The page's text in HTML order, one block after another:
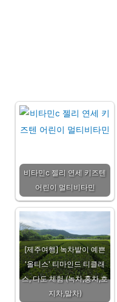
비타민c 젤리 연세 키즈텐
어린이 멀티비타민
[제주여행] 녹차밭이 예쁜
'올티스' 티마인드 티클래
스, 다도 체험 (녹차,홍차,호
지차,말차)